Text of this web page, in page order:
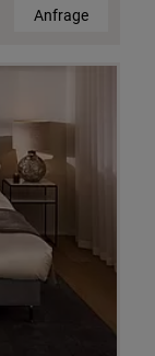
Anfrage